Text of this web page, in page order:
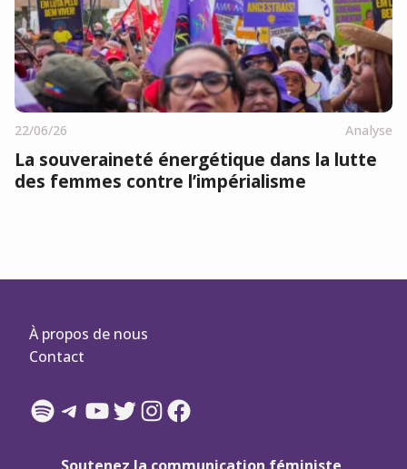
22/06/26 Analyse
La souveraineté énergétique dans la lutte
des femmes contre l’impérialisme
À propos de nous
Contact
Spotify
Telegram
YouTube
Twitter
Instagram
Facebook